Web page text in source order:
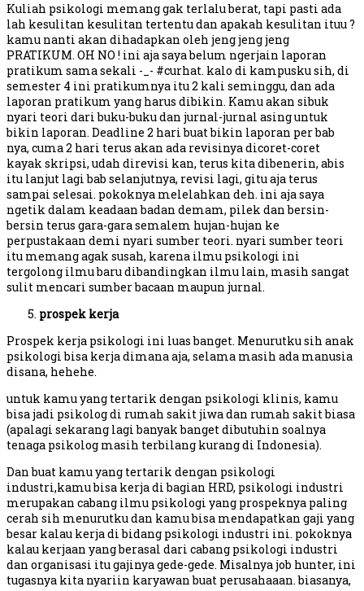
Kuliah psikologi memang gak terlalu berat, tapi pasti ada
lah kesulitan kesulitan tertentu dan apakah kesulitan ituu ?
kamu nanti akan dihadapkan oleh jeng jeng jeng
PRATIKUM. OH NO ! ini aja saya belum ngerjain laporan
pratikum sama sekali -_- #curhat. kalo di kampusku sih, di
semester 4 ini pratikumnya itu 2 kali seminggu, dan ada
laporan pratikum yang harus dibikin. Kamu akan sibuk
nyari teori dari buku-buku dan jurnal-jurnal asing untuk
bikin laporan. Deadline 2 hari buat bikin laporan per bab
nya, cuma 2 hari terus akan ada revisinya dicoret-coret
kayak skripsi, udah direvisi kan, terus kita dibenerin, abis
itu lanjut lagi bab selanjutnya, revisi lagi, gitu aja terus
sampai selesai. pokoknya melelahkan deh. ini aja saya
ngetik dalam keadaan badan demam, pilek dan bersin-
bersin terus gara-gara semalem hujan-hujan ke
perpustakaan demi nyari sumber teori. nyari sumber teori
itu memang agak susah, karena ilmu psikologi ini
tergolong ilmu baru dibandingkan ilmu lain, masih sangat
sulit mencari sumber bacaan maupun jurnal.
prospek kerja
Prospek kerja psikologi ini luas banget. Menurutku sih anak
psikologi bisa kerja dimana aja, selama masih ada manusia
disana, hehehe.
untuk kamu yang tertarik dengan psikologi klinis, kamu
bisa jadi psikolog di rumah sakit jiwa dan rumah sakit biasa
(apalagi sekarang lagi banyak banget dibutuhin soalnya
tenaga psikolog masih terbilang kurang di Indonesia).
Dan buat kamu yang tertarik dengan psikologi
industri,kamu bisa kerja di bagian HRD, psikologi industri
merupakan cabang ilmu psikologi yang prospeknya paling
cerah sih menurutku dan kamu bisa mendapatkan gaji yang
besar kalau kerja di bidang psikologi industri ini. pokoknya
kalau kerjaan yang berasal dari cabang psikologi industri
dan organisasi itu gajinya gede-gede. Misalnya job hunter, ini
tugasnya kita nyariin karyawan buat perusahaaan. biasanya,